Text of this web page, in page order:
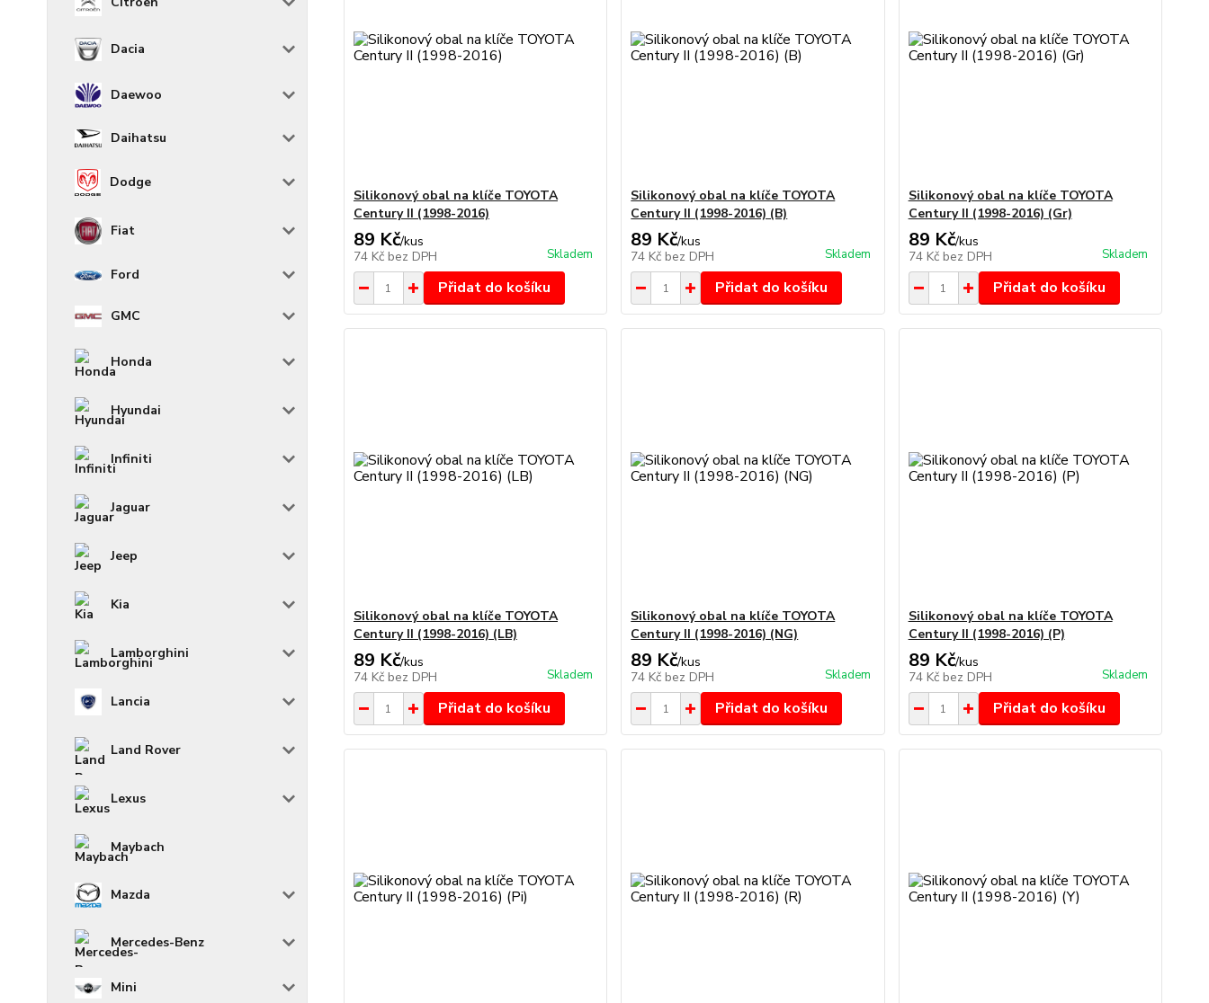
Dacia
Daewoo
Daihatsu
Dodge
Fiat
Ford
GMC
Honda
Hyundai
Infiniti
Jaguar
Jeep
Kia
Lamborghini
Lancia
Land Rover
Lexus
Maybach
Mazda
Mercedes-Benz
Mini
Silikonový obal na klíče TOYOTA
Century II (1998-2016)
89 Kč/kus
74 Kč bez DPH Skladem
Přidat do košíku
Silikonový obal na klíče TOYOTA
Century II (1998-2016) (B)
89 Kč/kus
74 Kč bez DPH Skladem
Přidat do košíku
Silikonový obal na klíče TOYOTA
Century II (1998-2016) (Gr)
89 Kč/kus
74 Kč bez DPH Skladem
Přidat do košíku
Silikonový obal na klíče TOYOTA
Century II (1998-2016) (LB)
89 Kč/kus
74 Kč bez DPH Skladem
Přidat do košíku
Silikonový obal na klíče TOYOTA
Century II (1998-2016) (NG)
89 Kč/kus
74 Kč bez DPH Skladem
Přidat do košíku
Silikonový obal na klíče TOYOTA
Century II (1998-2016) (P)
89 Kč/kus
74 Kč bez DPH Skladem
Přidat do košíku